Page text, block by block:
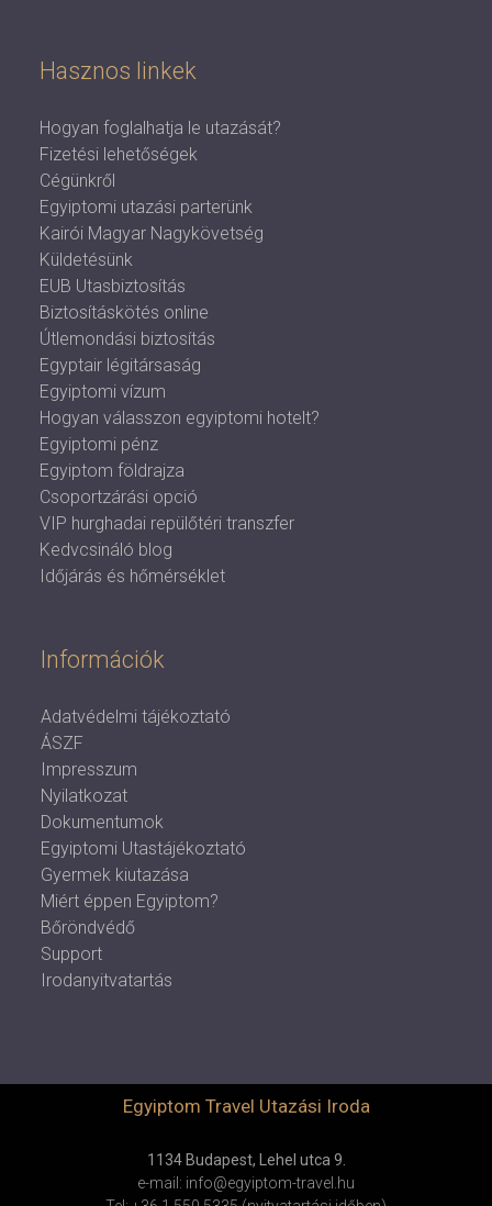
Hasznos linkek
Hogyan foglalhatja le utazását?
Fizetési lehetőségek
Cégünkről
Egyiptomi utazási parterünk
Kairói Magyar Nagykövetség
Küldetésünk
EUB Utasbiztosítás
Biztosításkötés online
Útlemondási biztosítás
Egyptair légitársaság
Egyiptomi vízum
Hogyan válasszon egyiptomi hotelt?
Egyiptomi pénz
Egyiptom földrajza
Csoportzárási opció
VIP hurghadai repülőtéri transzfer
Kedvcsináló blog
Időjárás és hőmérséklet
Információk
Adatvédelmi tájékoztató
ÁSZF
Impresszum
Nyilatkozat
Dokumentumok
Egyiptomi Utastájékoztató
Gyermek kiutazása
Miért éppen Egyiptom?
Bőröndvédő
Support
Irodanyitvatartás
Egyiptom Travel Utazási Iroda
1134 Budapest, Lehel utca 9.
e-mail: info@egyiptom-travel.hu